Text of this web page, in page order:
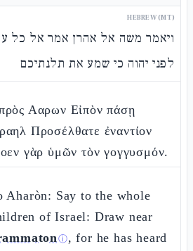
HEBREW (MT)
ויאמר משה אל אהרן אמר אל כל
לפני יהוה כי שמע את תלנתיכם
Ααρων Εἰπὸν πάσῃ
Προσέλθατε ἐναντίον
γὰρ ὑμῶν τὸν γογγυσμόν.
Aharòn: Say to the whole
of Israel: Draw near
ⓘ, for he has heard